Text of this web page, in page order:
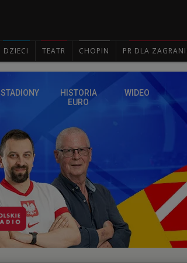
DZIECI TEATR CHOPIN PR DLA

STADIONY
HISTORIA
EURO
WIDEO